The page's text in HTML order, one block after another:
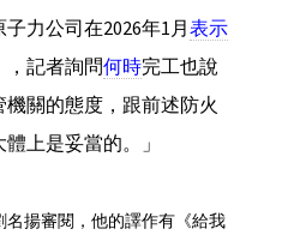
力公司在2026年1月表示
，記者詢問何時完工也說
關的態度，跟前述防火
上是妥當的。」
揚審閱，他的譯作有《給我